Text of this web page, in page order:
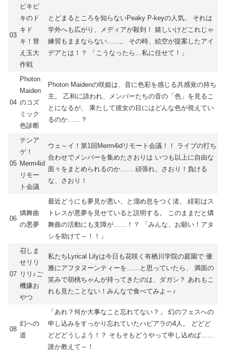
03
ピキピ
キのド
キド
キ！替
え玉大
作戦
とどまるところを知らないPeaky P-keyの人気。 それは
学外へも広がり、メディアが殺到！ 嬉しいけどこれじゃ
練習もままならない……。 その時、絵空が提案したアイ
デアとは！？ 「こうなったら…私に任せて！」
04
Photon
Maiden
のコズ
ミック
色診断
Photon Maidenの咲姫は、音に色彩を感じる共感覚の持ち
主。 乙和に請われ、メンバーたちの音の「色」を見るこ
とになるが、 果たして彼女の目にはどんな色が視えてい
るのか……？
05
テンア
ゲ！
Merm4id
リモー
ト会議
ウェ～イ！第1回Merm4idリモート会議！！ ライブの打ち
合わせでメンバーを集めたさおりは いつも以上に自由な
面々をまとめられるのか…… 頑張れ、さおり！負ける
な、さおり！
06
燐舞曲
の悪夢
最近どうにも夢見が悪い、と溜め息をつく渚。 緋彩はス
トレスが悪夢を見せていると説明する。 このままだと燐
舞曲の活動にも支障が……！？ 「みんな、お願い！アタ
シを助けて～！！」
07
召しま
せリリ
リリ♪ご
機嫌お
やつ
私たちLyrical Lilyは今日も花咲く有栖川学院の庭園で 優
雅にアフタヌーンティーを……と思っていたら、 満面の
笑みで胡桃ちゃんが持ってきたのは、ダガシ？ あれもこ
れも見たことない！みんなで食べてみよ～♪
08
幻への
道
「あれ？何か大事なこと忘れてない？」 幻のフェスへの
申し込みをすっかり忘れていたハピアラの4人。 どどど
どどどうしよう！？ そもそもどうやって申し込めば……
誰か教えて～！